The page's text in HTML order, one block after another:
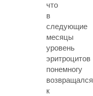
что
в
следующие
месяцы
уровень
эритроцитов
понемногу
возвращался
к